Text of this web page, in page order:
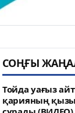
СОҢҒЫ
Тойда уағыз
қарияның қызы